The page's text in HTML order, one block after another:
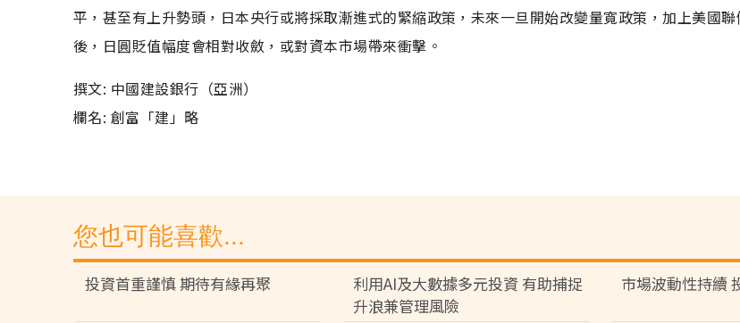
平，甚至有上升勢頭，日本央行或將採取漸進式的緊縮政策，未來一旦開始改變量寬政策，加上美國
後，日圓貶值幅度會相對收斂，或對資本市場帶來衝擊。
撰文: 中國建設銀行（亞洲）
欄名: 創富「建」略
您也可能喜歡...
投資首重謹慎 期待有緣再聚
利用AI及大數據多元投資 有助捕捉
升浪兼管理風險
市場波動性持續